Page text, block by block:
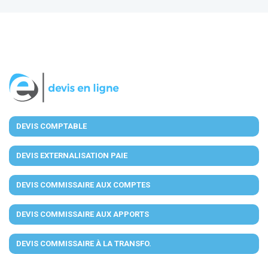
DEVIS COMPTABLE
DEVIS EXTERNALISATION PAIE
DEVIS COMMISSAIRE AUX COMPTES
DEVIS COMMISSAIRE AUX APPORTS
DEVIS COMMISSAIRE À LA TRANSFO.